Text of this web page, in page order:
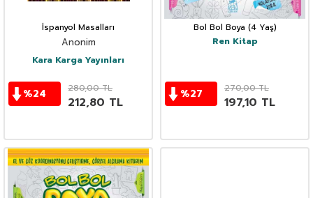
İspanyol Masalları
Anonim
Kara Karga Yayınları
%24 280,00TL
212,80 TL
Bol Bol Boya (4 Yaş)
Ren Kitap
%27 270,00TL
197,10 TL